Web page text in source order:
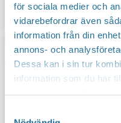
för sociala medier och
vidarebefordrar även
information från din
annons- och
Dessa kan i sin tur
information som du har
Gamla